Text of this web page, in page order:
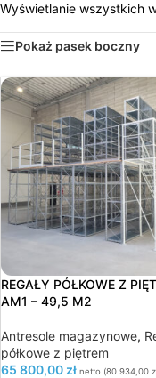
Wyświetlanie wszystkich
Pokaż pasek boczny
REGAŁY PÓŁKOWE Z
AM1 – 49,5 M2
Antresole magazynowe,
półkowe z piętrem
65 800,00 zł netto (80 934,00